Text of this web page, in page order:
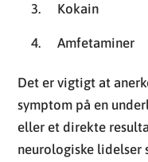
Kokain
Amfetaminer
Det er vigtigt at
symptom på en
eller et direkte
neurologiske lidelser